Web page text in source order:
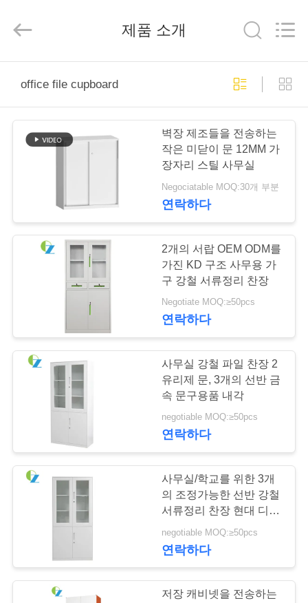
제
리
여
행
관
Luoyang
Rights
Reserved.
제품 소개
office file cupboard
벽장 제조들을 전송하는
작은 미닫이 문 12MM 가
장자리 스틸 사무실
Negociatable MOQ:30개 부분
연락하다
2개의 서랍 OEM ODM를
가진 KD 구조 사무용 가
구 강철 서류정리 찬장
Negotiate MOQ:≥50pcs
연락하다
사무실 강철 파일 찬장 2
유리제 문, 3개의 선반 금
속 문구용품 내각
negotiable MOQ:≥50pcs
연락하다
사무실/학교를 위한 3개
의 조정가능한 선반 강철
서류정리 찬장 현대 디자
negotiable MOQ:≥50pcs
연락하다
저장 캐비넷을 전송하는